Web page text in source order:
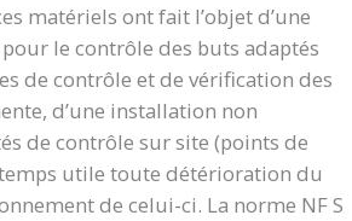
matériels ont fait l’objet d’une
le contrôle des buts adaptés
de contrôle et de vérification des
d’une installation non
de contrôle sur site (points de
utile toute détérioration du
de celui-ci. La norme NF S